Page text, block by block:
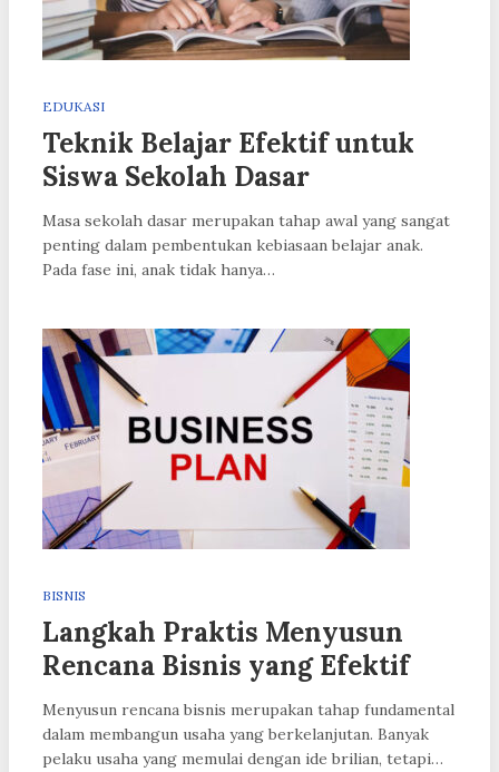
EDUKASI
Teknik Belajar Efektif untuk
Siswa Sekolah Dasar
Masa sekolah dasar merupakan tahap awal yang sangat
penting dalam pembentukan kebiasaan belajar anak.
Pada fase ini, anak tidak hanya…
BISNIS
Langkah Praktis Menyusun
Rencana Bisnis yang Efektif
Menyusun rencana bisnis merupakan tahap fundamental
dalam membangun usaha yang berkelanjutan. Banyak
pelaku usaha yang memulai dengan ide brilian, tetapi…